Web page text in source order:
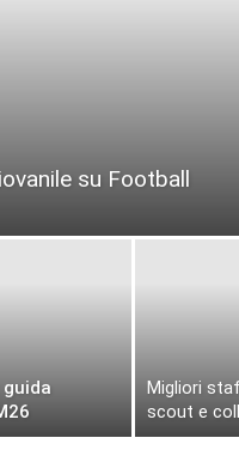
su Football
guida
Migliori
scout e